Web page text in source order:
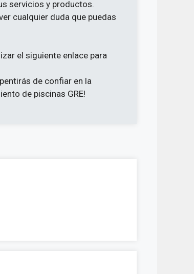
servicios y productos.
cualquier duda que puedas
el siguiente enlace para
de confiar en la
de piscinas GRE!